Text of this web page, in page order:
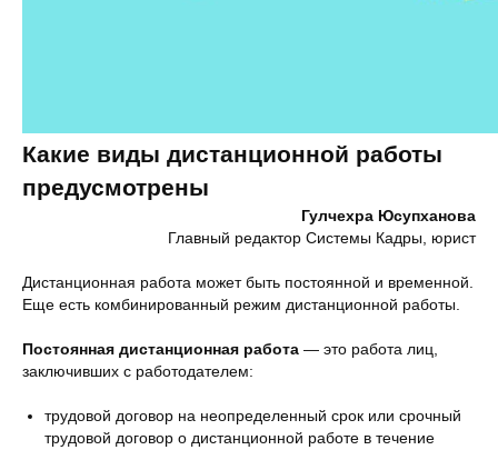
Какие виды дистанционной работы
предусмотрены
Гулчехра Юсупханова
Главный редактор Системы Кадры, юрист
Дистанционная работа может быть постоянной и временной.
Еще есть комбинированный режим дистанционной работы.
Постоянная дистанционная работа — это работа лиц,
заключивших с работодателем:
трудовой договор на неопределенный срок или срочный
трудовой договор о дистанционной работе в течение